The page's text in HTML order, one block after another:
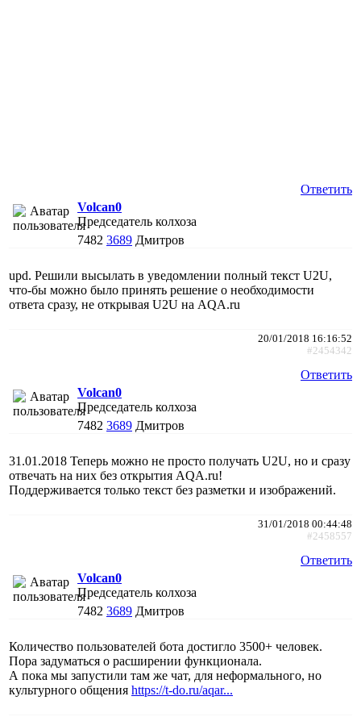
Ответить
Volcan0
Председатель колхоза
7482 3689 Дмитров
upd. Решили высылать в уведомлении полный текст U2U,
что-бы можно было принять решение о необходимости
ответа сразу, не открывая U2U на AQA.ru
20/01/2018 16:16:52
#2454342
Ответить
Volcan0
Председатель колхоза
7482 3689 Дмитров
31.01.2018 Теперь можно не просто получать U2U, но и сразу
отвечать на них без открытия AQA.ru!
Поддерживается только текст без разметки и изображений.
31/01/2018 00:44:48
#2458557
Ответить
Volcan0
Председатель колхоза
7482 3689 Дмитров
Количество пользователей бота достигло 3500+ человек.
Пора задуматься о расширении функционала.
А пока мы запустили там же чат, для неформального, но
культурного общения https://t-do.ru/aqar...